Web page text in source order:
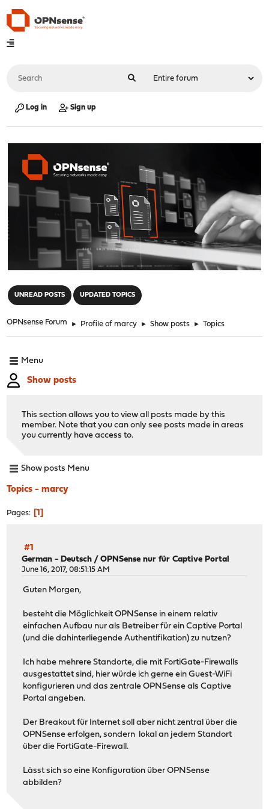
Log in Sign up
UNREAD POSTS UPDATED TOPICS
OPNsense Forum ► Profile of marcy ► Show posts ► Topics
Menu
Show posts
This section allows you to view all posts made by this
member. Note that you can only see posts made in areas
you currently have access to.
Show posts Menu
Topics - marcy
Pages 1
#1
German - Deutsch /OPNSense nur für Captive Portal
June 16, 2017, 08:51:15 AM
Guten Morgen,
besteht die Möglichkeit OPNSense in einem relativ
einfachen Aufbau nur als Betreiber für ein Captive Portal
(und die dahinterliegende Authentifikation) zu nutzen?
Ich habe mehrere Standorte, die mit FortiGate-Firewalls
ausgestattet sind, hier würde ich gerne ein Guest-WiFi
konfigurieren und das zentrale OPNSense als Captive
Portal angeben.
Der Breakout für Internet soll aber nicht zentral über die
OPNSense erfolgen, sondern lokal an jedem Standort
über die FortiGate-Firewall.
Lässt sich so eine Konfiguration über OPNSense
abbilden?